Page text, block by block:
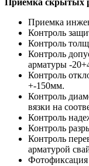
Приемка скрытых
Приемка
Контроль
Контроль
Контроль
арматуры -
Контроль
+-150мм.
Контроль
вязки на
Контроль
Контроль
Контроль
арматурой
Фотофиксация